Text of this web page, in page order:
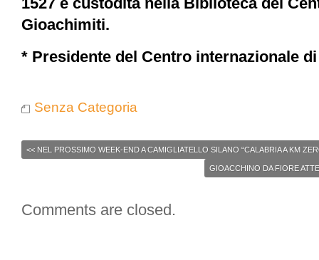
Gioachimiti.
* Presidente del Centro internazionale
Senza Categoria
<< NEL PROSSIMO WEEK-END A CAMIGLIATELLO SILANO “CALABRIA A KM
GIOACCHINO DA FIORE
Comments are closed.